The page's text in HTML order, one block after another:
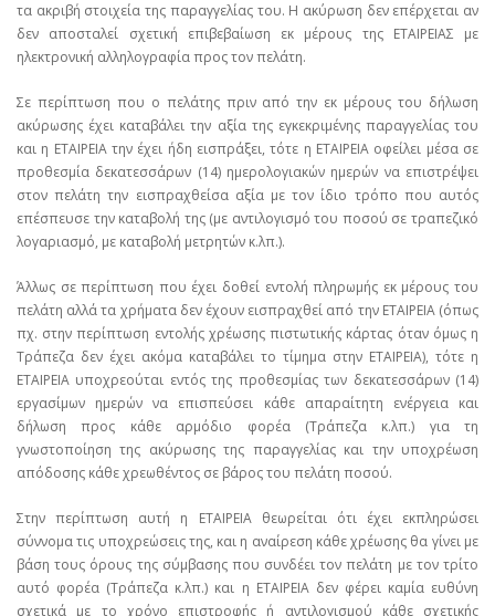
τα ακριβή στοιχεία της παραγγελίας του. Η ακύρωση δεν επέρχεται αν
δεν αποσταλεί σχετική επιβεβαίωση εκ μέρους της ΕΤΑΙΡΕΙΑΣ με
ηλεκτρονική αλληλογραφία προς τον πελάτη.
Σε περίπτωση που ο πελάτης πριν από την εκ μέρους του δήλωση
ακύρωσης έχει καταβάλει την αξία της εγκεκριμένης παραγγελίας του
και η ΕΤΑΙΡΕΙΑ την έχει ήδη εισπράξει, τότε η ΕΤΑΙΡΕΙΑ οφείλει μέσα σε
προθεσμία δεκατεσσάρων (14) ημερολογιακών ημερών να επιστρέψει
στον πελάτη την εισπραχθείσα αξία με τον ίδιο τρόπο που αυτός
επέσπευσε την καταβολή της (με αντιλογισμό του ποσού σε τραπεζικό
λογαριασμό, με καταβολή μετρητών κ.λπ.).
Άλλως σε περίπτωση που έχει δοθεί εντολή πληρωμής εκ μέρους του
πελάτη αλλά τα χρήματα δεν έχουν εισπραχθεί από την ΕΤΑΙΡΕΙΑ (όπως
πχ. στην περίπτωση εντολής χρέωσης πιστωτικής κάρτας όταν όμως η
Τράπεζα δεν έχει ακόμα καταβάλει το τίμημα στην ΕΤΑΙΡΕΙΑ), τότε η
ΕΤΑΙΡΕΙΑ υποχρεούται εντός της προθεσμίας των δεκατεσσάρων (14)
εργασίμων ημερών να επισπεύσει κάθε απαραίτητη ενέργεια και
δήλωση προς κάθε αρμόδιο φορέα (Τράπεζα κ.λπ.) για τη
γνωστοποίηση της ακύρωσης της παραγγελίας και την υποχρέωση
απόδοσης κάθε χρεωθέντος σε βάρος του πελάτη ποσού.
Στην περίπτωση αυτή η ΕΤΑΙΡΕΙΑ θεωρείται ότι έχει εκπληρώσει
σύννομα τις υποχρεώσεις της, και η αναίρεση κάθε χρέωσης θα γίνει με
βάση τους όρους της σύμβασης που συνδέει τον πελάτη με τον τρίτο
αυτό φορέα (Τράπεζα κ.λπ.) και η ΕΤΑΙΡΕΙΑ δεν φέρει καμία ευθύνη
σχετικά με το χρόνο επιστροφής ή αντιλογισμού κάθε σχετικής